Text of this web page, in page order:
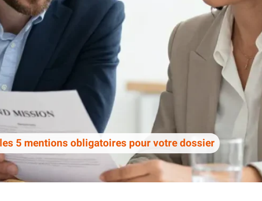
5 mentions obligatoires pour votre dossier